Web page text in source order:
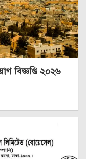
বিজ্ঞপ্তি ২০২৬